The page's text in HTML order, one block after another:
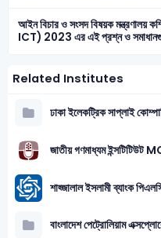
আইন বিচার ও সংসদ বিষয়ক মন্ত্রণালয় কম্পিউটার ও তথ্য
ICT) 2023 এর এই প্রশ্ন ও
Related Institutes
ঢাকা ইলেকট্রিক সাপ্লাই
জাতীয় গণমাধ্যম ইন্সটিটিউট
শাহ্জালাল ইসলামী ব্যাংক
বাংলাদেশ পেট্রোলিয়াম